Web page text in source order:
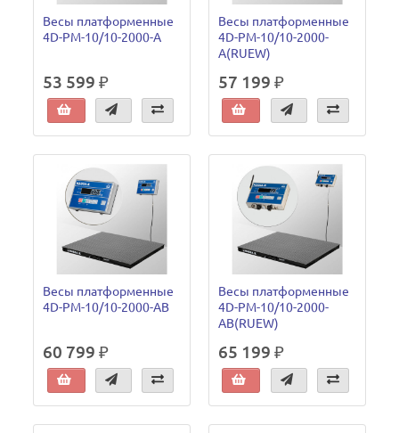
Весы платформенные
4D-PM-10/10-2000-A
53 599 ₽
Весы платформенные
4D-PM-10/10-2000-
A(RUEW)
57 199 ₽
Весы платформенные
4D-PM-10/10-2000-AB
60 799 ₽
Весы платформенные
4D-PM-10/10-2000-
AB(RUEW)
65 199 ₽